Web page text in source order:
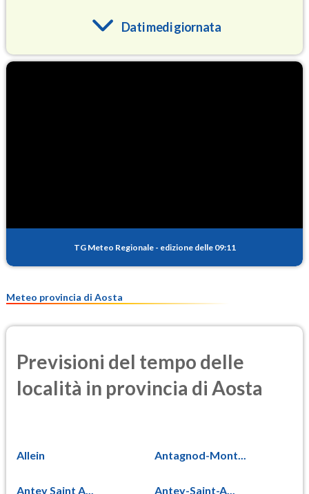
Dati medi giornata
PM25
TG Meteo Regionale - edizione delle 09:11
Meteo provincia di Aosta
Previsioni del tempo delle
località in provincia di Aosta
Allein Antagnod-Mont...
Antey Saint A... Antey-Saint-A...